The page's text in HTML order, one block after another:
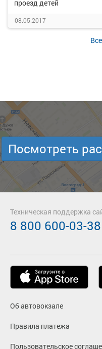
проезд детей
08.05.2017
Посмотреть
Об автовокзале
Правила платежа
Пользовательское
Техническая поддержка
8 800 600-03-38